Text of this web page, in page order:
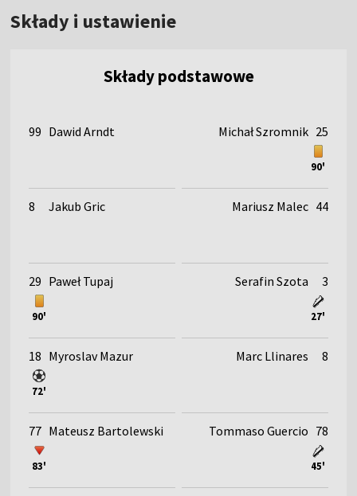
Składy i ustawienie
Składy podstawowe
99 Dawid Arndt
8 Jakub Gric
29 Paweł Tupaj
90'
18 Myroslav Mazur
72'
77 Mateusz Bartolewski
83'
90'
Michał Szromnik 25
Mariusz Malec 44
27'
Serafin Szota 3
Marc Llinares 8
45'
Tommaso Guercio 78